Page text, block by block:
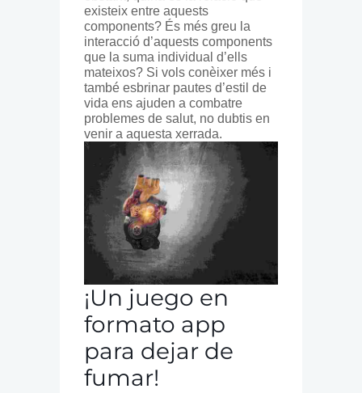
existeix entre aquests
components? És més greu la
interacció d’aquests components
que la suma individual d’ells
mateixos? Si vols conèixer més i
també esbrinar pautes d’estil de
vida ens ajuden a combatre
problemes de salut, no dubtis en
venir a aquesta xerrada.
¡Un juego en
formato app
para dejar de
fumar!